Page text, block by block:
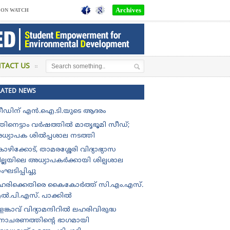
WATCH Archives
US
NEWS
എൻ.ഐ.ടി.യുടെ ആദരം
വർഷത്തിൽ മാതൃഭൂമി സീഡ്;
ശിൽപ്പശാല നടത്തി
താമരശ്ശേരി വിദ്യാഭ്യാസ
അധ്യാപകർക്കായി ശില്പശാല
കൈകോർത്ത് സി.എം.എസ്.
പാക്കിൽ
വിദ്യാമന്ദിറിൽ ലഹരിവിരുദ്ധ
ഭാഗമായി